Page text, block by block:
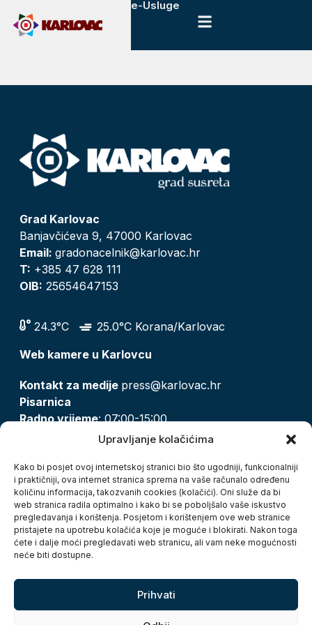
Upravljanje kolačićima
Kako bi posjet ovoj internetskoj stranici bio što ugodniji, funkcionalniji
i praktičniji, ova internet stranica sprema na vaše računalo određenu
količinu informacija, takozvanih cookies (kolačići). Oni služe da bi
web stranica radila optimalno i kako bi se poboljšalo vaše iskustvo
pregledavanja i korištenja. Posjetom i korištenjem ove web stranice
pristajete na upotrebu kolačića koje je moguće i blokirati. Nakon toga
ćete i dalje moći pregledavati web stranicu, ali vam neke mogućnosti
neće biti dostupne.
Prihvati
e-Usluge
Grad Karlovac
Banjavčićeva 9, 47000 Karlovac
Email: gradonacelnik@karlovac.hr
T: +385 47 628 111
OIB: 25654647153
24.3°C
25.0°C Korana/Karlovac
Web kamere u Karlovcu
Kontakt za medije press@karlovac.hr
Pisarnica
Radno vrijeme: 07:00-15:00
pisarnica@karlovac.hr
Zaštita osobnih podataka
Pristup informacijama
Kolačići
Izjava o pristupačnosti
Turistička zajednica grada Karlovca